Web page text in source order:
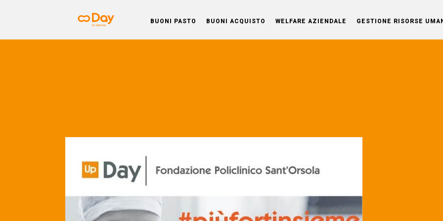
BUONI PASTO BUONI ACQUISTO WELFARE AZIENDALE GESTIONE RISORSE
Scopri le news sulla situazione aziendale e
le esigenze dei dipendenti.